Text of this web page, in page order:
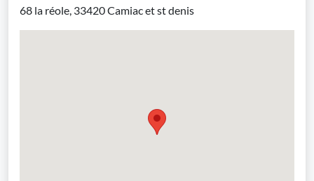
68 la réole, 33420 Camiac et st denis